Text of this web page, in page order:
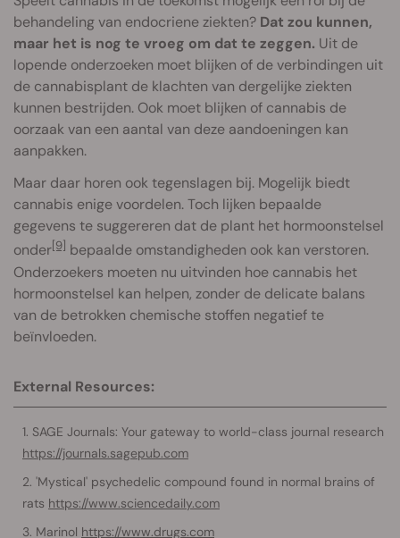
behandeling van endocriene ziekten? Dat zou kunnen,
maar het is nog te vroeg om dat te zeggen. Uit de
lopende onderzoeken moet blijken of de verbindingen uit
de cannabisplant de klachten van dergelijke ziekten
kunnen bestrijden. Ook moet blijken of cannabis de
oorzaak van een aantal van deze aandoeningen kan
aanpakken.
Maar daar horen ook tegenslagen bij. Mogelijk biedt
cannabis enige voordelen. Toch lijken bepaalde
gegevens te suggereren dat de plant het hormoonstelsel
onder[9] bepaalde omstandigheden ook kan verstoren.
Onderzoekers moeten nu uitvinden hoe cannabis het
hormoonstelsel kan helpen, zonder de delicate balans
van de betrokken chemische stoffen negatief te
beïnvloeden.
External Resources:
SAGE Journals: Your gateway to world-class journal research
https://journals.sagepub.com
'Mystical' psychedelic compound found in normal brains of
rats https://www.sciencedaily.com
Marinol https://www.drugs.com